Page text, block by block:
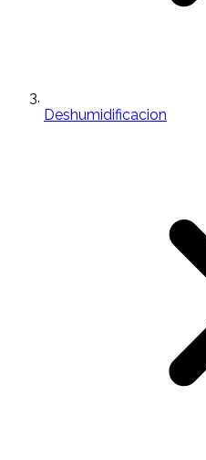
Deshumidificacion